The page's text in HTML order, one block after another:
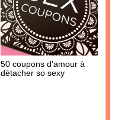
50 coupons d'amour à
détacher so sexy
Moutarde artisanale aux
Cèpes du Périgord
4.40 €